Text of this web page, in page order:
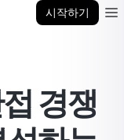
시작하기
경쟁